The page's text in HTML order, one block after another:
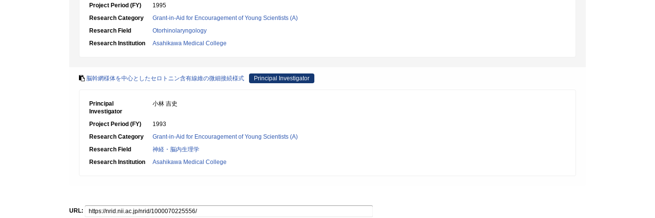
Project Period (FY)
1995
Research Category
Grant-in-Aid for Encouragement of Young Scientists (A)
Research Field
Otorhinolaryngology
Research Institution
Asahikawa Medical College
脳幹網様体を中心としたセロトニン含有線維の微細接続様式 Principal Investigator
Principal
Investigator
小林 吉史
Project Period (FY)
1993
Research Category
Grant-in-Aid for Encouragement of Young Scientists (A)
Research Field
神経・脳内生理学
Research Institution
Asahikawa Medical College
URL: